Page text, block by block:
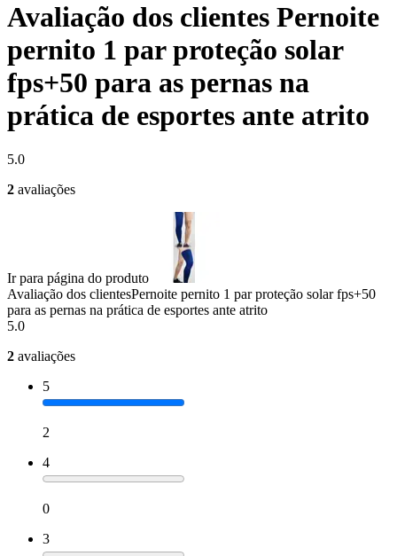
Avaliação dos clientes Pernoite
pernito 1 par proteção solar
fps+50 para as pernas na
prática de esportes ante atrito
5.0
2 avaliações
Ir para página do produto
Avaliação dos clientesPernoite pernito 1 par proteção solar fps+50
para as pernas na prática de esportes ante atrito
5.0
2 avaliações
5
2
4
0
3